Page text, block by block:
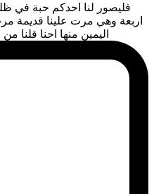
فليصور لنا احدكم حبة في
اربعة وهي مرت علينا قديمة
اليمين منها احنا